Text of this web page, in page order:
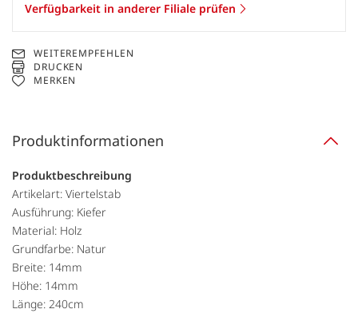
Verfügbarkeit in anderer Filiale prüfen
WEITEREMPFEHLEN
DRUCKEN
MERKEN
Produktinformationen
Produktbeschreibung
Artikelart: Viertelstab
Ausführung: Kiefer
Material: Holz
Grundfarbe: Natur
Breite: 14mm
Höhe: 14mm
Länge: 240cm